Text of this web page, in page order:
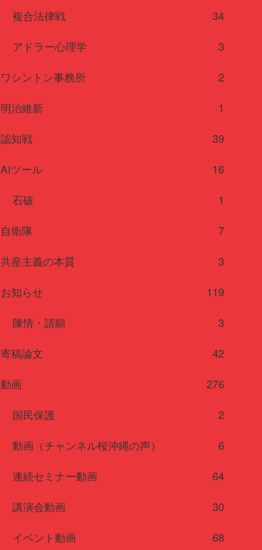
複合法律戦
34
アドラー心理学
3
ワシントン事務所
2
明治維新
1
認知戦
39
AIツール
16
石破
1
自衛隊
7
共産主義の本質
3
お知らせ
119
陳情・請願
3
寄稿論文
42
動画
276
国民保護
2
動画（チャンネル桜沖縄の声）
6
連続セミナー動画
64
講演会動画
30
イベント動画
68